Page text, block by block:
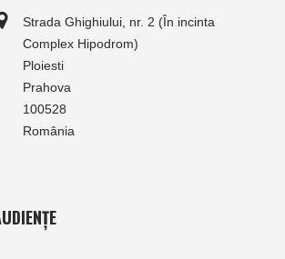
Strada Ghighiului, nr. 2 (În incinta
Complex Hipodrom)
Ploiesti
Prahova
100528
România